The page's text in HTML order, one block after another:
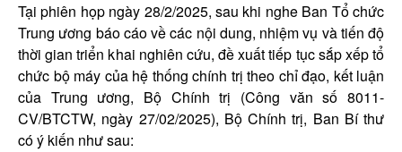
Tại phiên họp ngày 28/2/2025, sau khi nghe Ban Tổ chức
Trung ương báo cáo về các nội dung, nhiệm vụ và tiến độ
thời gian triển khai nghiên cứu, đề xuất tiếp tục sắp xếp tổ
chức bộ máy của hệ thống chính trị theo chỉ đạo, kết luận
của Trung ương, Bộ Chính trị (Công văn số 8011-
CV/BTCTW, ngày 27/02/2025), Bộ Chính trị, Ban Bí thư
có ý kiến như sau: